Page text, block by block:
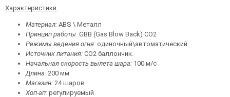
Характеристики:
Материал: ABS \ Металл
Принцип работы: GBB (Gas Blow Back) CO2
Режимы ведения огня: одиночный\автоматический
Источник питания: CO2 баллончик.
Начальная скорость вылета шара: 100 м/с
Длина: 200 мм
Магазин: 24 шаров
Хоп-ап: регулируемый